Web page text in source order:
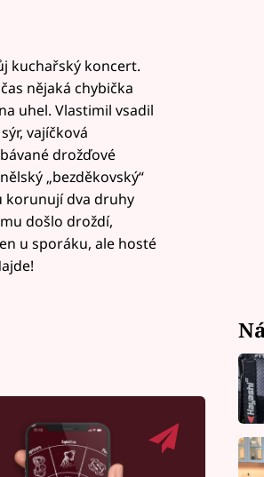
kuchařský koncert.
nějaká chybička
uhel. Vlastimil vsadil
vajíčková
drožďové
„bezděkovský“
korunují dva druhy
došlo droždí,
u sporáku, ale hosté